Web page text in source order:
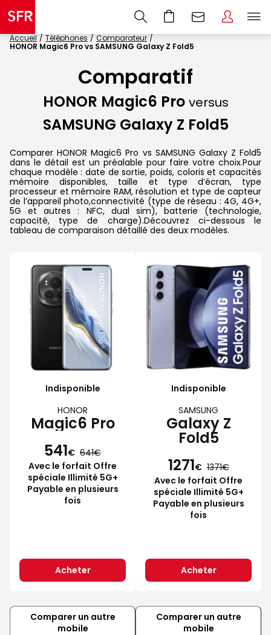
Accueil Téléphones
Comparateur
HONOR Magic6 Pro vs SAMSUNG Galaxy Z Fold5
Comparatif
HONOR Magic6 Pro versus
SAMSUNG Galaxy Z Fold5
Comparer HONOR Magic6 Pro vs SAMSUNG Galaxy Z Fold5
dans le détail est un préalable pour faire votre choix.Pour
chaque modèle : date de sortie, poids, coloris et capacités
mémoire disponibles, taille et type d’écran, type
processeur et mémoire RAM, résolution et type de capteur
de l’appareil photo,connectivité (type de réseau : 4G, 4G+,
5G et autres : NFC, dual sim), batterie (technologie,
capacité, type de charge).Découvrez ci-dessous le
tableau de comparaison détaillé des deux modèles.
Indisponible
HONOR
Magic6 Pro
541€ 641
Avec le forfait Offre
spéciale Illimité 5G+
Payable en plusieurs
fois
Acheter
Indisponible
SAMSUNG
Galaxy Z
Fold5
1271€ 1371
Avec le forfait Offre
spéciale Illimité 5G+
Payable en plusieurs
fois
Acheter
Comparer un autre
mobile
Comparer un autre
mobile